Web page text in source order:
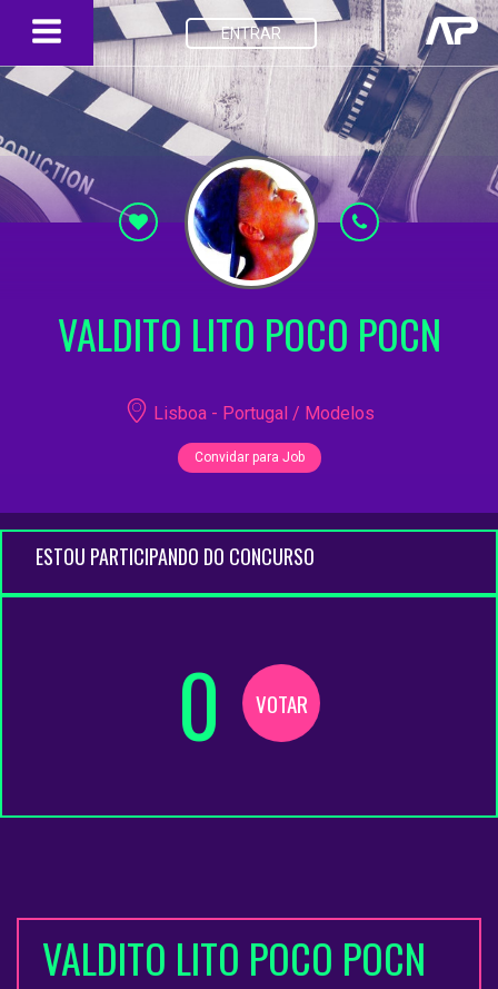
ENTRAR
VALDITO LITO POCO POCN
Lisboa - Portugal / Modelos
Convidar para Job
ESTOU PARTICIPANDO DO CONCURSO
0 VOTAR
VALDITO LITO POCO POCN